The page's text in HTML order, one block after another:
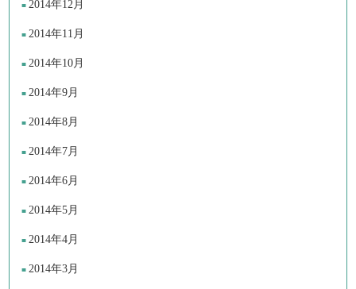
2014年12月
2014年11月
2014年10月
2014年9月
2014年8月
2014年7月
2014年6月
2014年5月
2014年4月
2014年3月